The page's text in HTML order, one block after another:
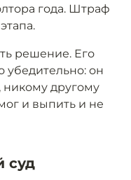
года. Штраф
решение. Его
убедительно: он
никому другому
и выпить и не
суд